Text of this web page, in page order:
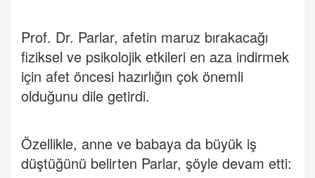
Prof. Dr. Parlar, afetin maruz bırakacağı
fiziksel ve psikolojik etkileri en aza indirmek
için afet öncesi hazırlığın çok önemli
olduğunu dile getirdi.
Özellikle, anne ve babaya da büyük iş
düştüğünü belirten Parlar, şöyle devam etti: